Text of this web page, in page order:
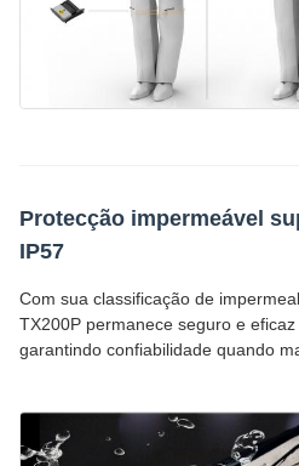
Protecção impermeável
IP57
Com sua classificação de
TX200P permanece seguro e
garantindo confiabilidade quando